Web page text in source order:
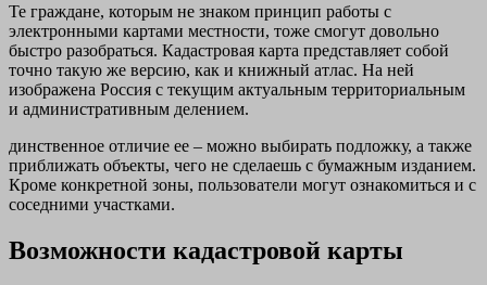
Те граждане, которым не знаком принцип работы с
электронными картами местности, тоже смогут довольно
быстро разобраться. Кадастровая карта представляет собой
точно такую же версию, как и книжный атлас. На ней
изображена Россия с текущим актуальным территориальным
и административным делением.
динственное отличие ее – можно выбирать подложку, а также
приближать объекты, чего не сделаешь с бумажным изданием.
Кроме конкретной зоны, пользователи могут ознакомиться и с
соседними участками.
Возможности кадастровой карты